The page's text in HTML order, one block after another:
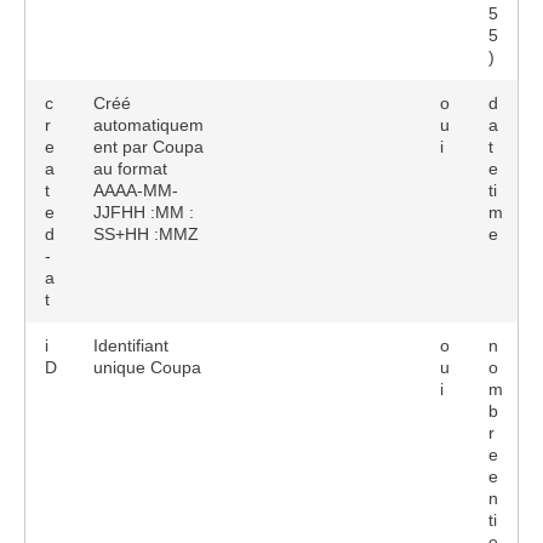
5
5
)
c
r
e
a
t
e
d
-
a
t
Créé
automatiquem
ent par Coupa
au format
AAAA-MM-
JJFHH :MM :
SS+HH :MMZ
o
u
i
d
a
t
e
ti
m
e
i
D
Identifiant
unique Coupa
o
u
i
n
o
m
b
r
e
e
n
ti